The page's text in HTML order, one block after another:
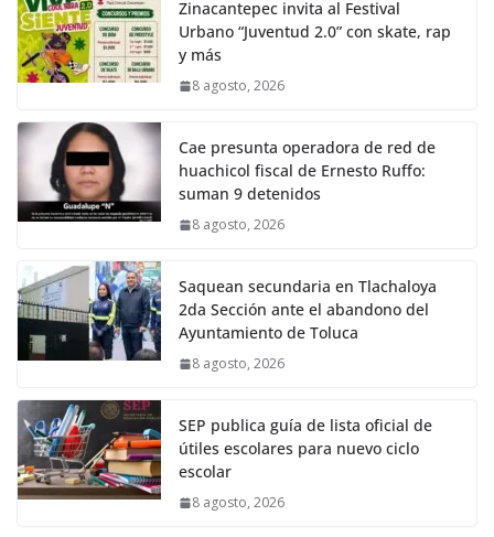
Zinacantepec invita al Festival
Urbano “Juventud 2.0” con skate, rap
y más
8 agosto, 2026
Cae presunta operadora de red de
huachicol fiscal de Ernesto Ruffo:
suman 9 detenidos
8 agosto, 2026
Saquean secundaria en Tlachaloya
2da Sección ante el abandono del
Ayuntamiento de Toluca
8 agosto, 2026
SEP publica guía de lista oficial de
útiles escolares para nuevo ciclo
escolar
8 agosto, 2026